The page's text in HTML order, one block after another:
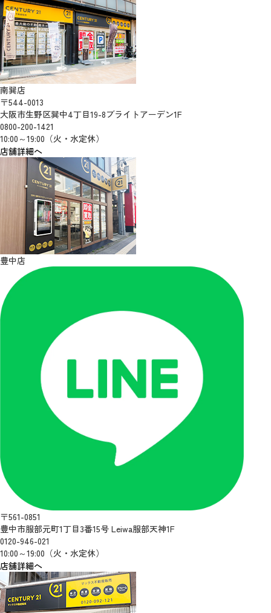
南巽店
〒544-0013
大阪市生野区巽中4丁目19-8ブライトアーデン1F
0800-200-1421
10:00～19:00（火・水定休）
店舗詳細へ
豊中店
〒561-0851
豊中市服部元町1丁目3番15号 Leiwa服部天神1F
0120-946-021
10:00～19:00（火・水定休）
店舗詳細へ